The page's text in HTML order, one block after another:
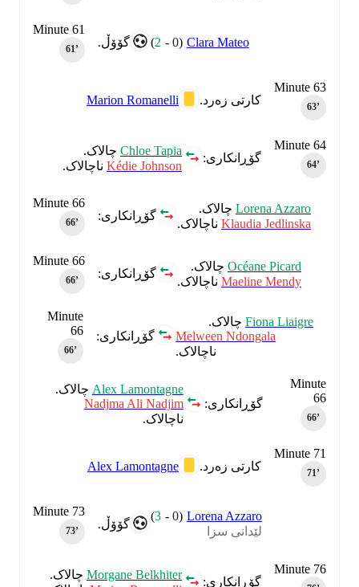
Minute 61
گۆۆڵ. Clara Mateo
(
0
-
2
)
کارتی زەرد. Marion Romanelli
Minute 63
گۆڕانکاری:
Chloe Tapiaچالاک.
Kédie Johnsonناچالاک.
Minute 64
Minute 66
گۆڕانکاری:
Lorena Azzaroچالاک.
Klaudia Jedlinskaناچالاک.
Minute 66
گۆڕانکاری:
Océane Picardچالاک.
Maeline Mendyناچالاک.
Minute
گۆڕانکاری:
Fiona Liaigreچالاک.
Melween Ndongala
ناچالاک.
گۆڕانکاری:
Alex Lamontagneچالاک.
Nadjma Ali Nadjim
ناچالاک.
Minute
کارتی زەرد. Alex Lamontagne
Minute 71
Minute 73
گۆۆڵ.
Lorena Azzaro
(
0
-
3
)
لێدانی سزا
گۆڕانکاری:
Morgane Belkhiterچالاک.
Minute 76